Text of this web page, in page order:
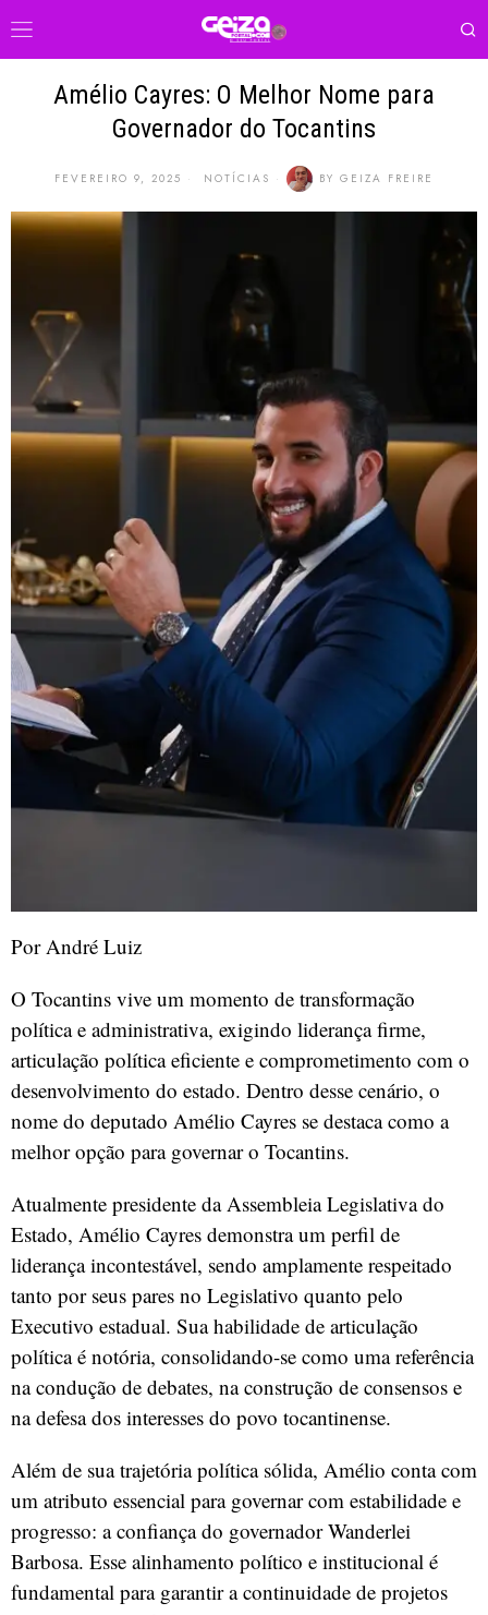
Amélio Cayres: O Melhor Nome para
Governador do Tocantins
FEVEREIRO 9, 2025 NOTÍCIAS BY GEIZA FREIRE
Por André Luiz
O Tocantins vive um momento de transformação
política e administrativa, exigindo liderança firme,
articulação política eficiente e comprometimento com o
desenvolvimento do estado. Dentro desse cenário, o
nome do deputado Amélio Cayres se destaca como a
melhor opção para governar o Tocantins.
Atualmente presidente da Assembleia Legislativa do
Estado, Amélio Cayres demonstra um perfil de
liderança incontestável, sendo amplamente respeitado
tanto por seus pares no Legislativo quanto pelo
Executivo estadual. Sua habilidade de articulação
política é notória, consolidando-se como uma referência
na condução de debates, na construção de consensos e
na defesa dos interesses do povo tocantinense.
Além de sua trajetória política sólida, Amélio conta com
um atributo essencial para governar com estabilidade e
progresso: a confiança do governador Wanderlei
Barbosa. Esse alinhamento político e institucional é
fundamental para garantir a continuidade de projetos